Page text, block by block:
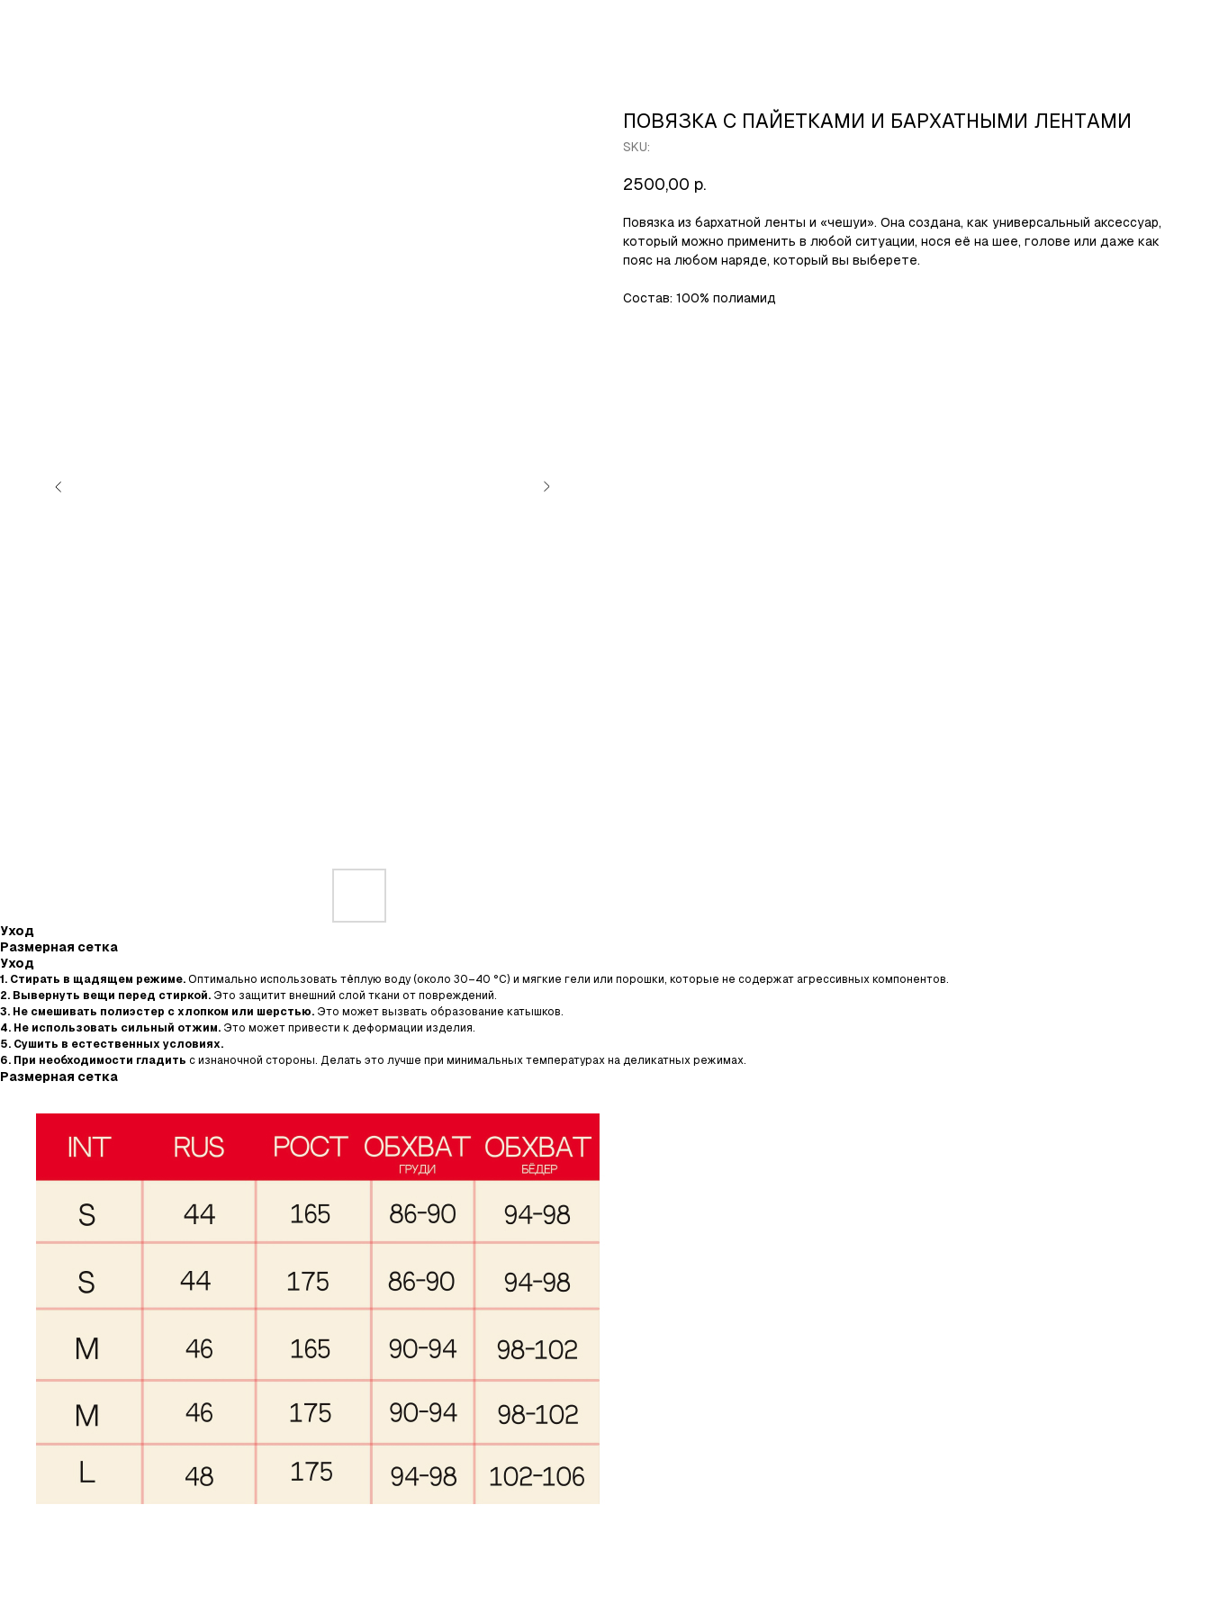
ПОВЯЗКА С ПАЙЕТКАМИ И БАРХАТНЫМИ ЛЕНТАМИ
SKU:
2500,00 р.
Повязка из бархатной ленты и «чешуи». Она создана, как универсальный аксессуар,
который можно применить в любой ситуации, нося её на шее, голове или даже как
пояс на любом наряде, который вы выберете.
Состав: 100% полиамид
Уход
Размерная сетка
Уход
1. Стирать в щадящем режиме. Оптимально использовать тёплую воду (около 30–40 °C) и мягкие гели или порошки, которые не содержат агрессивных компонентов.
2. Вывернуть вещи перед стиркой. Это защитит внешний слой ткани от повреждений.
3. Не смешивать полиэстер с хлопком или шерстью. Это может вызвать образование катышков.
4. Не использовать сильный отжим. Это может привести к деформации изделия.
5. Сушить в естественных условиях.
6. При необходимости гладить с изнаночной стороны. Делать это лучше при минимальных температурах на деликатных режимах.
Размерная сетка